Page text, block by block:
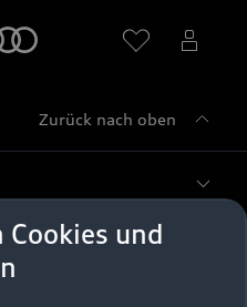
Zurück nach oben
und